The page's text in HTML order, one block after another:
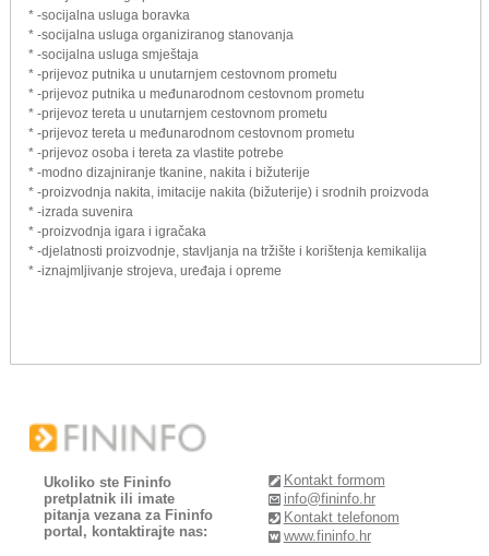
* -socijalna usluga boravka
* -socijalna usluga organiziranog stanovanja
* -socijalna usluga smještaja
* -prijevoz putnika u unutarnjem cestovnom prometu
* -prijevoz putnika u međunarodnom cestovnom prometu
* -prijevoz tereta u unutarnjem cestovnom prometu
* -prijevoz tereta u međunarodnom cestovnom prometu
* -prijevoz osoba i tereta za vlastite potrebe
* -modno dizajniranje tkanine, nakita i bižuterije
* -proizvodnja nakita, imitacije nakita (bižuterije) i srodnih proizvoda
* -izrada suvenira
* -proizvodnja igara i igračaka
* -djelatnosti proizvodnje, stavljanja na tržište i korištenja kemikalija
* -iznajmljivanje strojeva, uređaja i opreme
Ukoliko ste Fininfo
pretplatnik ili imate
pitanja vezana za Fininfo
portal, kontaktirajte nas:
Kontakt formom
info@fininfo.hr
Kontakt telefonom
www.fininfo.hr